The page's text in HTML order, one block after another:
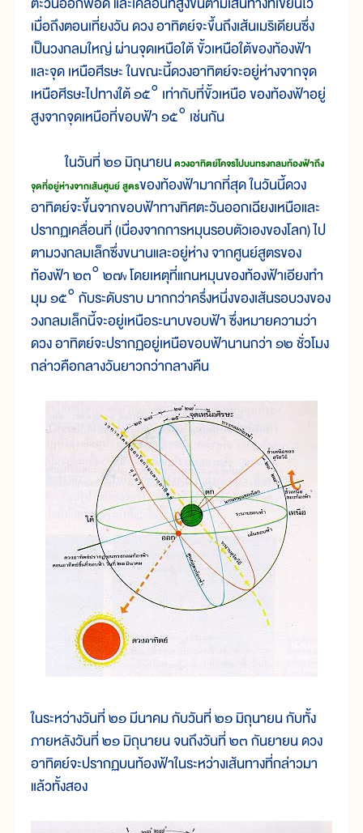
เมื่อถึงตอนเที่ยงวัน ดวง อาทิตย์จะขึ้นถึงเส้นเมริเดียนซึ่ง
เป็นวงกลมใหญ่ ผ่านจุดเหนือใต้ ขั้วเหนือใต้ของท้องฟ้า
และจุด เหนือศีรษะ ในขณะนี้ดวงอาทิตย์จะอยู่ห่างจากจุด
เหนือศีรษะไปทางใต้ ๑๕° เท่ากับที่ขั้วเหนือ ของท้องฟ้าอยู่
สูงจากจุดเหนือที่ขอบฟ้า ๑๕° เช่นกัน
ในวันที่ ๒๑ มิถุนายนดวงอาทิตย์โคจรไปบนทรงกลมท้องฟ้าถึง
จุดที่อยู่ห่างจากเส้นศูนย์ สูตรของท้องฟ้ามากที่สุด ในวันนี้ดวง
อาทิตย์จะขึ้นจากขอบฟ้าทางทิศตะวันออกเฉียงเหนือและ
ปรากฏเคลื่อนที่ (เนื่องจากการหมุนรอบตัวเองของโลก) ไป
ตามวงกลมเล็กซึ่งขนานและอยู่ห่าง จากศูนย์สูตรของ
ท้องฟ้า ๒๓° ๒๗ขโดยเหตุที่แกนหมุนของท้องฟ้าเอียงทำ
มุม ๑๕° กับระดับราบ มากกว่าครึ่งหนึ่งของเส้นรอบวงของ
วงกลมเล็กนี้จะอยู่เหนือระนาบขอบฟ้า ซึ่งหมายความว่า
ดวง อาทิตย์จะปรากฏอยู่เหนือขอบฟ้านานกว่า ๑๒ ชั่วโมง
กล่าวคือกลางวันยาวกว่ากลางคืน
ในระหว่างวันที่ ๒๑ มีนาคม กับวันที่ ๒๑ มิถุนายน กับทั้ง
ภายหลังวันที่ ๒๑ มิถุนายน จนถึงวันที่ ๒๓ กันยายน ดวง
อาทิตย์จะปรากฏบนท้องฟ้าในระหว่างเส้นทางที่กล่าวมา
แล้วทั้งสอง